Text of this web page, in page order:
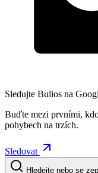
Sledujte Bulios na
Buďte mezi prvními,
pohybech na trzích.
Sledovat
Hledejte nebo se